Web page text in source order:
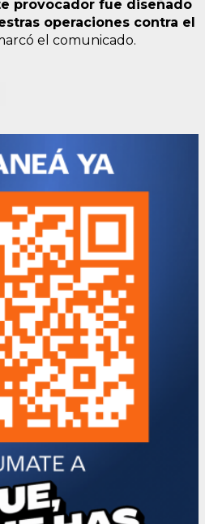
provocador fue diseñado
operaciones contra el
el comunicado.